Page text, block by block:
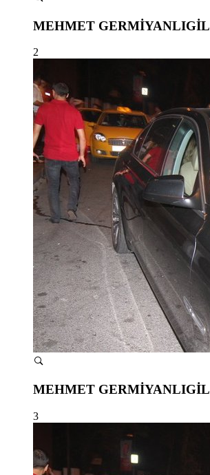
MEHMET GERMİYANLIGİL
2
MEHMET GERMİYANLIGİL
3